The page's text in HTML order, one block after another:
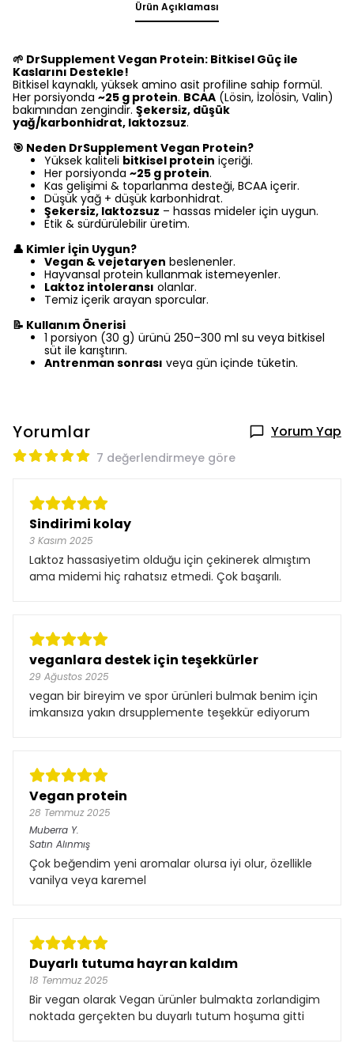
Ürün Açıklaması
🌱 DrSupplement Vegan Protein: Bitkisel Güç ile
Kaslarını Destekle!
Bitkisel kaynaklı, yüksek amino asit profiline sahip formül.
Her porsiyonda ~25 g protein. BCAA (Lösin, İzolösin, Valin)
bakımından zengindir. Şekersiz, düşük
yağ/karbonhidrat, laktozsuz.
🎯 Neden DrSupplement Vegan Protein?
Yüksek kaliteli bitkisel protein içeriği.
Her porsiyonda ~25 g protein.
Kas gelişimi & toparlanma desteği, BCAA içerir.
Düşük yağ + düşük karbonhidrat.
Şekersiz, laktozsuz – hassas mideler için uygun.
Etik & sürdürülebilir üretim.
👤 Kimler İçin Uygun?
Vegan & vejetaryen beslenenler.
Hayvansal protein kullanmak istemeyenler.
Laktoz intoleransı olanlar.
Temiz içerik arayan sporcular.
📝 Kullanım Önerisi
1 porsiyon (30 g) ürünü 250–300 ml su veya bitkisel
süt ile karıştırın.
Antrenman sonrası veya gün içinde tüketin.
Yorumlar Yorum Yap
7 değerlendirmeye göre
Sindirimi kolay
3 Kasım 2025
Laktoz hassasiyetim olduğu için çekinerek almıştım
ama midemi hiç rahatsız etmedi. Çok başarılı.
veganlara destek için teşekkürler
29 Ağustos 2025
vegan bir bireyim ve spor ürünleri bulmak benim için
imkansıza yakın drsupplemente teşekkür ediyorum
Vegan protein
28 Temmuz 2025
Muberra Y.
Satın Alınmış
Çok beğendim yeni aromalar olursa iyi olur, özellikle
vanilya veya karemel
Duyarlı tutuma hayran kaldım
18 Temmuz 2025
Bir vegan olarak Vegan ürünler bulmakta zorlandigim
noktada gerçekten bu duyarlı tutum hoşuma gitti